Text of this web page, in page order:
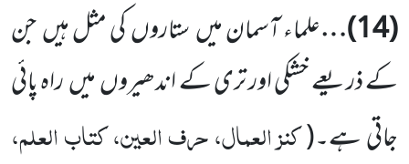
(
14
)…علماء آسمان میںستاروںکی مثل ہیںجن
کے ذریعے خشکی اور تری کے اندھیروںمیںراہ پائی
جاتی ہے۔(کنز العمال، حرف العین، کتاب العلم،